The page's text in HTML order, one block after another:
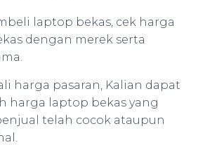
laptop bekas, cek harga
dengan merek serta
harga pasaran, Kalian dapat
harga laptop bekas yang
telah cocok ataupun